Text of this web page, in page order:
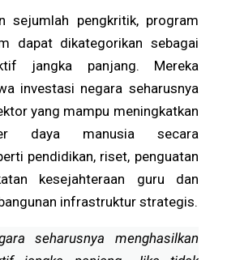
sejumlah pengkritik, program
dapat dikategorikan sebagai
jangka panjang. Mereka
investasi negara seharusnya
yang mampu meningkatkan
daya manusia secara
pendidikan, riset, penguatan
kesejahteraan guru dan
infrastruktur strategis.
seharusnya menghasilkan